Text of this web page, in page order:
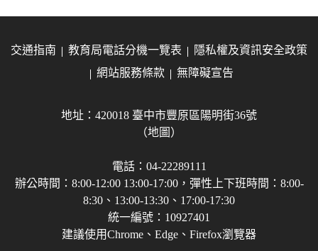
交通指南 教育局電話分機一覽表
隱私權及資訊安全政策
網站服務條款
無障礙宣告
地址：420018 臺中市豐原區陽明街36號
（地圖）
電話：04-22289111
辦公時間：8:00-12:00 13:00-17:00，彈性上下班時間：8:00-
8:30、13:00-13:30、17:00-17:30
統一編號：10927401
建議使用Chrome、Edge、Firefox瀏覽器